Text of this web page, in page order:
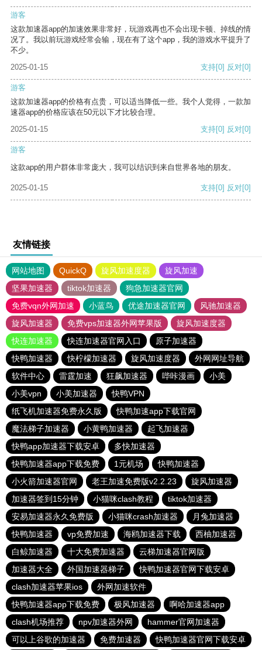
游客
这款加速器app的加速效果非常好，玩游戏再也不会出现卡顿、掉线的情
况了。我以前玩游戏经常会输，现在有了这个app，我的游戏水平提升了
不少。
2025-01-15
支持[0] 反对[0]
游客
这款加速器app的价格有点贵，可以适当降低一些。我个人觉得，一款加
速器app的价格应该在50元以下才比较合理。
2025-01-15
支持[0] 反对[0]
游客
这款app的用户群体非常庞大，我可以结识到来自世界各地的朋友。
2025-01-15 支持[0] 反对[0]
友情链接
网站地图 QuickQ 旋风加速度器
旋风加速
坚果加速器
tiktok加速器
狗急加速器官网
免费vqn外网加速
小蓝鸟 优途加速器官网
风驰加速器
旋风加速器
免费vps加速器外网苹果版
旋风加速度器
快连加速器
快连加速器官网入口
原子加速器
快鸭加速器
快柠檬加速器 旋风加速度器
外网网址导航
软件中心
雷霆加速 狂飙加速器 哔咔漫画
小美
小美vpn
小美加速器
快鸭VPN
纸飞机加速器免费永久版
快鸭加速app下载官网
魔法梯子加速器
小黄鸭加速器
起飞加速器
快鸭app加速器下载安卓
多快加速器
快鸭加速器app下载免费
1元机场
快鸭加速器
小火箭加速器官网
老王加速免费版v2.2.23
旋风加速器
加速器签到15分钟
小猫咪clash教程
tiktok加速器
安易加速器永久免费版
小猫咪crash加速器
月兔加速器
快鸭加速器
vp免费加速 海鸥加速器下载
西柚加速器
白鲸加速器
十大免费加速器
云梯加速器官网版
加速器大全
外国加速器梯子
快鸭加速器官网下载安卓
clash加速器苹果ios
外网加速软件
快鸭加速器app下载免费
极风加速器
啊哈加速器app
clash机场推荐
npv加速器外网
hammer官网加速器
可以上谷歌的加速器
免费加速器 快鸭加速器官网下载安卓